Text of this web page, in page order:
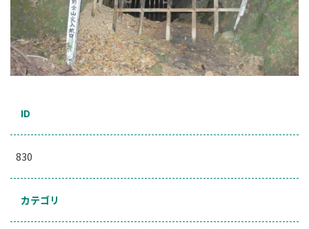
ID
830
カテゴリ